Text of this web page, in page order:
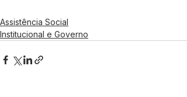
Assistência Social
Institucional e Governo